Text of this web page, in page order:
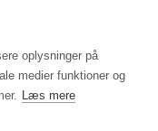
oplysninger på
medier funktioner og
Læs mere